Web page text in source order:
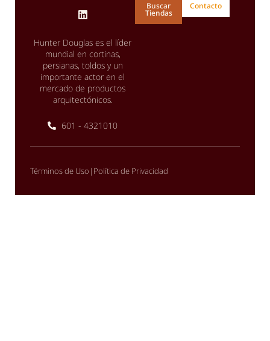
Hunter Douglas es el líder
mundial en cortinas,
persianas, toldos y un
importante actor en el
mercado de productos
arquitectónicos.
601 - 4321010
Buscar
Tiendas
Contacto
Términos de Uso | Política de Privacidad